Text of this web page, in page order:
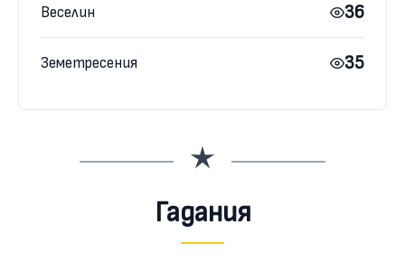
Веселин 36
Земетресения 35
Гадания